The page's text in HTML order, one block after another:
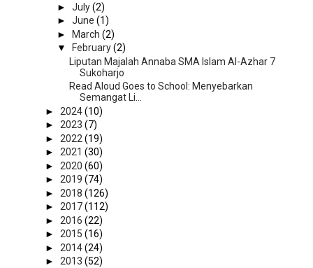
► July(2)
► June (1)
► March (2)
▼
February(2)
Liputan Majalah Annaba SMA Islam Al-Azhar 7
Sukoharjo
Read Aloud Goes to School: Menyebarkan
Semangat Li...
► 2024(10)
► 2023 (7)
► 2022 (19)
► 2021 (30)
► 2020 (60)
► 2019 (74)
► 2018 (126)
► 2017(112)
► 2016 (22)
► 2015 (16)
► 2014(24)
► 2013 (52)